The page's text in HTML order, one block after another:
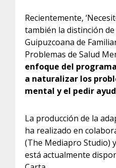
Recientemente,
también la distinción
Guipuzcoana de
Problemas de Salud
enfoque del
a naturalizar los
mental y el pedir
La producción de la
ha realizado en
(The Mediapro Studio)
está actualmente